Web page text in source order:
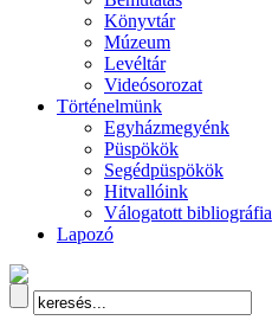
Könyvtár
Múzeum
Levéltár
Videósorozat
Történelmünk
Egyházmegyénk
Püspökök
Segédpüspökök
Hitvallóink
Válogatott bibliográfia
Lapozó